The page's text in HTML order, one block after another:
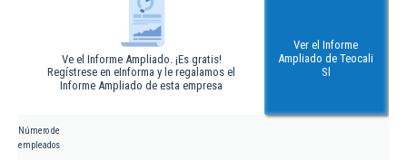
Ve el Informe Ampliado. ¡Es gratis!
Regístrese en eInforma y le regalamos el
Informe Ampliado de esta empresa
Ver el Informe
Ampliado de Teocali
Sl
Número de
empleados